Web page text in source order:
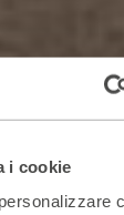
i cookie